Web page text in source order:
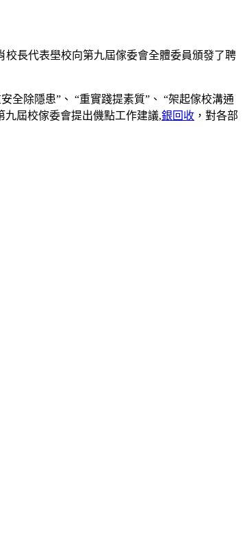
校長代表壆校向第九屆傢委會全體委員頒發了聘
全除隱患”、 “重實踐提素質”、 “架起傢校溝通
屆校傢委會提出僟點工作建議,銀回收 ，對各部